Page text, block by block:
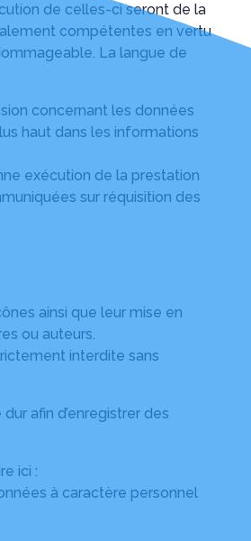
de celles-ci seront de la
compétentes en vertu
La langue de
concernant les données
haut dans les informations
exécution de la prestation
sur réquisition des
ainsi que leur mise en
ou auteurs.
interdite sans
afin d’enregistrer des
ici :
à caractère personnel